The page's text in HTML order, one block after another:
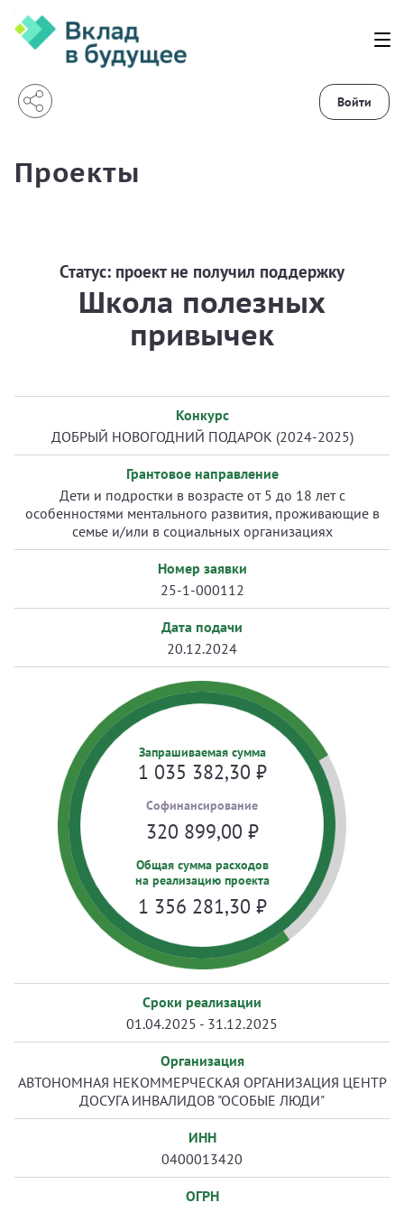
Войти
Проекты
Статус: проект не получил поддержку
Школа полезных
привычек
Конкурс
ДОБРЫЙ НОВОГОДНИЙ ПОДАРОК (2024-2025)
Грантовое направление
Дети и подростки в возрасте от 5 до 18 лет с
особенностями ментального развития, проживающие в
семье и/или в социальных организациях
Номер заявки
25-1-000112
Дата подачи
20.12.2024
Запрашиваемая сумма
1 035 382,30 ₽
Cофинансирование
320 899,00 ₽
Общая сумма расходов
на реализацию проекта
1 356 281,30 ₽
Сроки реализации
01.04.2025 - 31.12.2025
Организация
АВТОНОМНАЯ НЕКОММЕРЧЕСКАЯ ОРГАНИЗАЦИЯ ЦЕНТР
ДОСУГА ИНВАЛИДОВ "ОСОБЫЕ ЛЮДИ"
ИНН
0400013420
ОГРН